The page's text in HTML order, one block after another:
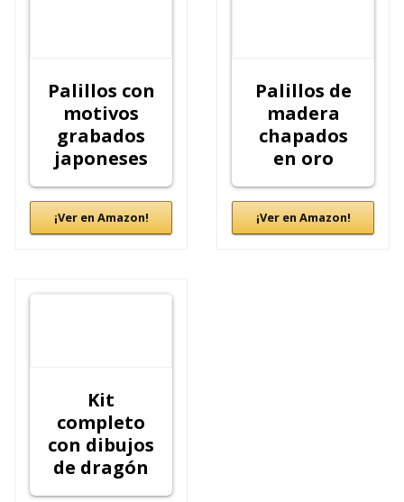
Palillos con
motivos
grabados
japoneses
¡Ver en Amazon!
Palillos de
madera
chapados
en oro
¡Ver en Amazon!
Kit
completo
con dibujos
de dragón